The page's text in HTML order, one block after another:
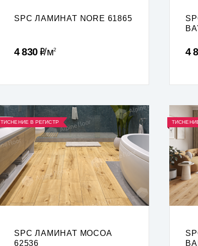
SPC ЛАМИНАТ NORE 61865
4 830Р м2 4
ТИСНЕНИЕ В РЕГИСТР
SPC ЛАМИНАТ MOCOA
62536